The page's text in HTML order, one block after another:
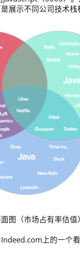
展示不同公司技术
图（市场占有率估值）
上的一个